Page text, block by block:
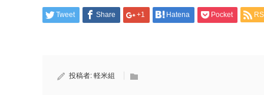
Tweet Share +1 Hatena Pocket
投稿者: 軽米組